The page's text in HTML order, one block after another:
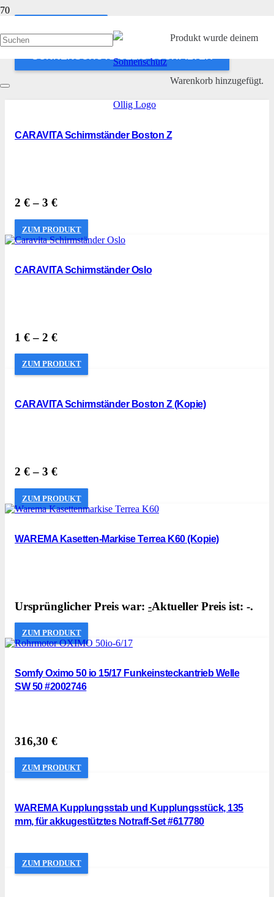
Produktwurde deinem
Warenkorb hinzugefügt.
SONNENSCHUTZ OLLIG SUCHFILTER
CARAVITA Schirmständer Boston Z
2 €– 3 €
ZUM PRODUKT
CARAVITA Schirmständer Oslo
1 €– 2 €
ZUM PRODUKT
CARAVITA Schirmständer Boston Z (Kopie)
2 €– 3 €
ZUM PRODUKT
WAREMA Kasetten-Markise Terrea K60 (Kopie)
Ursprünglicher Preis war: -Aktueller Preis ist: -.
ZUM PRODUKT
Somfy Oximo 50 io 15/17 Funkeinsteckantrieb Welle
SW 50 #2002746
316,30 €
ZUM PRODUKT
WAREMA Kupplungsstab und Kupplungsstück, 135
mm, für akkugestütztes Notraff-Set #617780
ZUM PRODUKT